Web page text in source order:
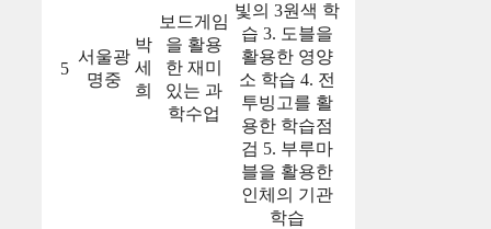
5
서울광
명중
박
세
희
보드게임
을 활용
한 재미
있는 과
학수업
빛의 3원색 학
습 3. 도블을
활용한 영양
소 학습 4. 전
투빙고를 활
용한 학습점
검 5. 부루마
블을 활용한
인체의 기관
학습